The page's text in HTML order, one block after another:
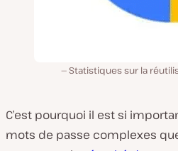
Statistiques sur la
C’est pourquoi il est si
mots de passe complexes